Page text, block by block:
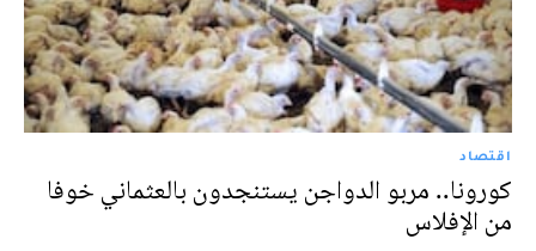
اقتصاد
كورونا.. مربو الدواجن يستنجدون بالعثماني خوفا
من الإفلاس